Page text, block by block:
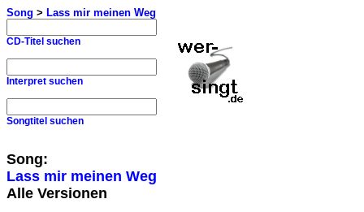
Song > Lass mir meinen Weg
CD-Titel suchen
Interpret suchen
Songtitel suchen
Song:
Lass mir meinen Weg
Alle Versionen